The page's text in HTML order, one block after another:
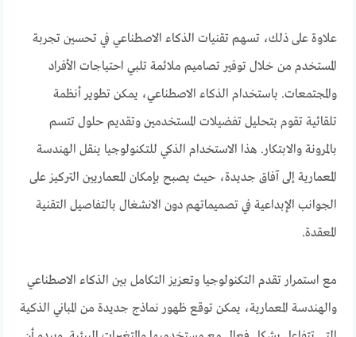
علاوة على ذلك، تسهم تقنيات الذكاء الاصطناعي في تحسين تجربة
المستخدم من خلال توفير تصاميم ملائمة تلبي احتياجات الأفراد
والمجتمعات. باستخدام الذكاء الاصطناعي، يمكن تطوير أنظمة
تلقائية تقوم بتحليل تفضيلات المستخدمين وتقديم حلول تتسم
بالمرونة والابتكار. هذا الاستخدام الذكي للتكنولوجيا ينقل الهندسة
المعمارية إلى آفاق جديدة، حيث يصبح بإمكان المعماريين التركيز على
الجوانب الإبداعية في تصميماتهم دون الانشغال بالتفاصيل التقنية
المعقدة.
مع استمرار تقدم التكنولوجيا وتعزيز التكامل بين الذكاء الاصطناعي
والهندسة المعمارية، يمكن توقع ظهور نماذج جديدة من المباني الذكية